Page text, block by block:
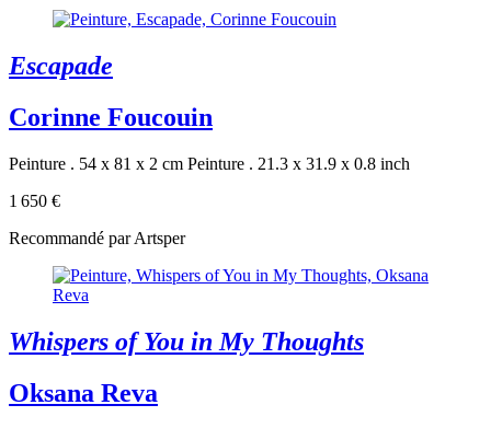
Escapade
Corinne Foucouin
Peinture . 54 x 81 x 2 cm Peinture . 21.3 x 31.9 x 0.8 inch
1 650 €
Recommandé par Artsper
Whispers of You in My Thoughts
Oksana Reva